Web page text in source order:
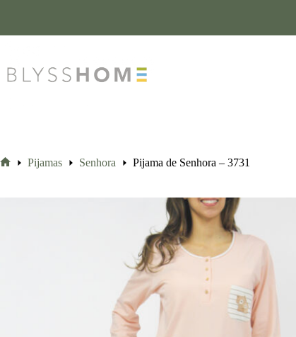
Pijamas Senhora Pijama de Senhora – 3731